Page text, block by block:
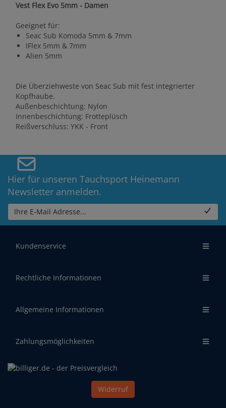
Vest Flex Evo 5mm - Damen
Geeignet für:
Seac Sub Komoda 5mm & 7mm
IFlex 5mm & 7mm
Alien 5mm
Die Überziehweste von Seac Sub mit fest integrierter
Kopfhaube.
Außenbeschichtung: Nylon
Innenbeschichtung: Frotteplüsch
Reißverschluss: YKK - Front
Hier für unseren Tauchsport Heinemann
Newsletter anmelden.
Ihre E-Mail Adresse...
Kundenservice
Rechtliche Informationen
Allgemeine Informationen
Zahlungsmöglichkeiten
Widerruf